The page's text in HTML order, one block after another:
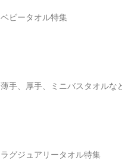
ベビータオル特集
薄手、厚手、ミニバスタオルな
ラグジュアリータオル特集